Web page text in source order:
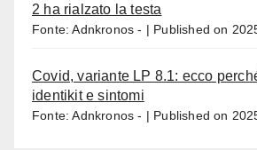
2 ha rialzato la testa
Fonte: Adnkronos - Published on
Covid, variante LP 8.1: ecco
identikit e sintomi
Fonte: Adnkronos - Published on